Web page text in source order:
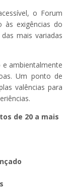
o Forum
às exigências do
mais variadas
ambientalmente
Um ponto de
valências para
de 20 a mais